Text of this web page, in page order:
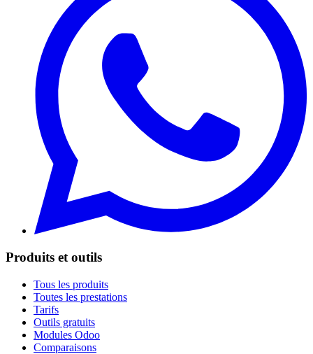
Produits et outils
Tous les produits
Toutes les prestations
Tarifs
Outils gratuits
Modules Odoo
Comparaisons